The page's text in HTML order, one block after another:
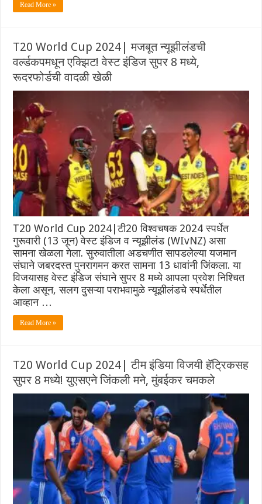
Read More »
T20 World Cup 2024| मजबूत न्यूझीलंडची
वर्ल्डकपमधून एक्झिट! वेस्ट इंडिज सुपर 8 मध्ये,
रूदरफोर्डची वादळी खेळी
T20 World Cup 2024|टी20 विश्वचषक 2024 स्पर्धेत
गुरूवारी (13 जून) वेस्ट इंडिज व न्यूझीलंड (WIvNZ) असा
सामना खेळला गेला. सुरुवातीला अडचणीत सापडलेल्या यजमान
संघाने जबरदस्त पुनरागमन करत सामना 13 धावांनी जिंकला. या
विजयासह वेस्ट इंडिज संघाने सुपर 8 मध्ये आपला प्रवेश निश्चित
केला असून, सलग दुसऱ्या पराभवामुळे न्यूझीलंडचे स्पर्धेतील
आव्हान …
Read More »
T20 World Cup 2024| टीम इंडिया विजयी हॅट्रिकसह
सुपर 8 मध्ये! युएसएने जिंकली मने, मुंबईकर चमकले